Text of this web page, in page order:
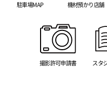
駐車場MAP 機材預かり店舗
撮影許可申請書 スタ